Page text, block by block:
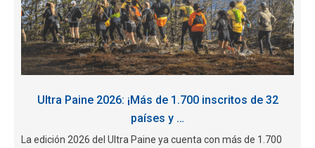
Ultra Paine 2026: ¡Más de 1.700 inscritos de 32
países y …
La edición 2026 del Ultra Paine ya cuenta con más de 1.700